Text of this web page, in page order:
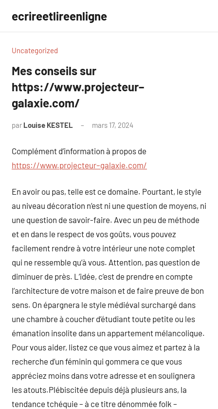
contenu
ecrireetlireenligne
Uncategorized
Mes conseils sur
https://www.projecteur–
galaxie.com/
par Louise KESTEL mars 17, 2024
Complément d’information à propos de
https://www.projecteur–galaxie.com/
En avoir ou pas, telle est ce domaine. Pourtant, le style
au niveau décoration n’est ni une question de moyens, ni
une question de savoir-faire. Avec un peu de méthode
et en dans le respect de vos goûts, vous pouvez
facilement rendre à votre intérieur une note complet
qui ne ressemble qu’à vous. Attention, pas question de
diminuer de près. L’idée, c’est de prendre en compte
l’architecture de votre maison et de faire preuve de bon
sens. On épargnera le style médiéval surchargé dans
une chambre à coucher d’étudiant toute petite ou les
émanation insolite dans un appartement mélancolique.
Pour vous aider, listez ce que vous aimez et partez à la
recherche d’un féminin qui gommera ce que vous
appréciez moins dans votre adresse et en soulignera
les atouts.Plébiscitée depuis déjà plusieurs ans, la
tendance tchéquie – à ce titre dénommée folk –